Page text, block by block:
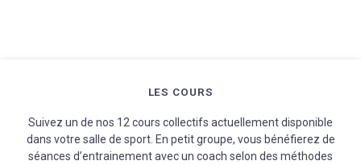
LES COURS
Suivez un de nos 12 cours collectifs actuellement disponible
dans votre salle de sport. En petit groupe, vous bénéfierez de
séances d’entrainement avec un coach selon des méthodes